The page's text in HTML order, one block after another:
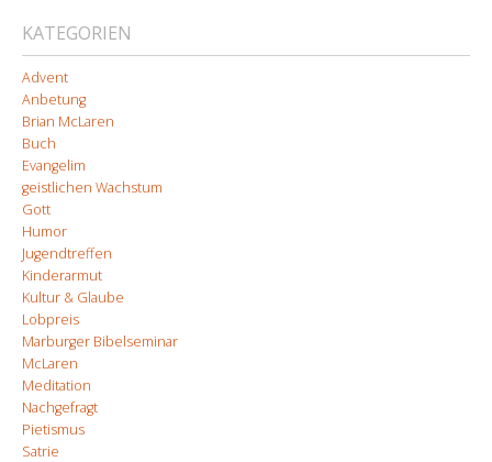
KATEGORIEN
Advent
Anbetung
Brian McLaren
Buch
Evangelim
geistlichen Wachstum
Gott
Humor
Jugendtreffen
Kinderarmut
Kultur & Glaube
Lobpreis
Marburger Bibelseminar
McLaren
Meditation
Nachgefragt
Pietismus
Satrie